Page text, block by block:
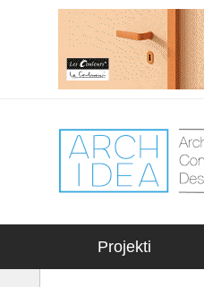
Projekti